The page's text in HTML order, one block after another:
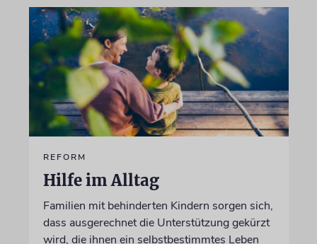
REFORM
Hilfe im Alltag
Familien mit behinderten Kindern sorgen sich,
dass ausgerechnet die Unterstützung gekürzt
wird, die ihnen ein selbstbestimmtes Leben